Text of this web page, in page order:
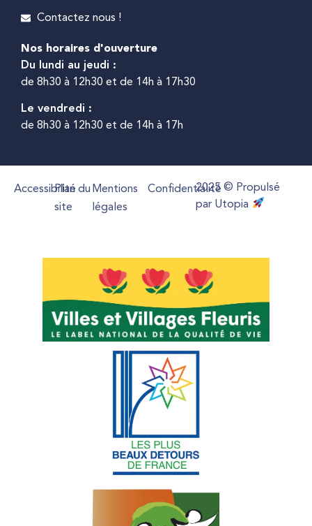
Contactez nous !
Nos horaires d'ouverture
Du lundi au jeudi :
de 8h30 à 12h30 et de 14h à 17h30
Le vendredi :
de 8h30 à 12h30 et de 14h à 17h
Accessibilité
Plan du
site
Mentions
légales
Confidentialité2025 © Propulsé
par Utopia